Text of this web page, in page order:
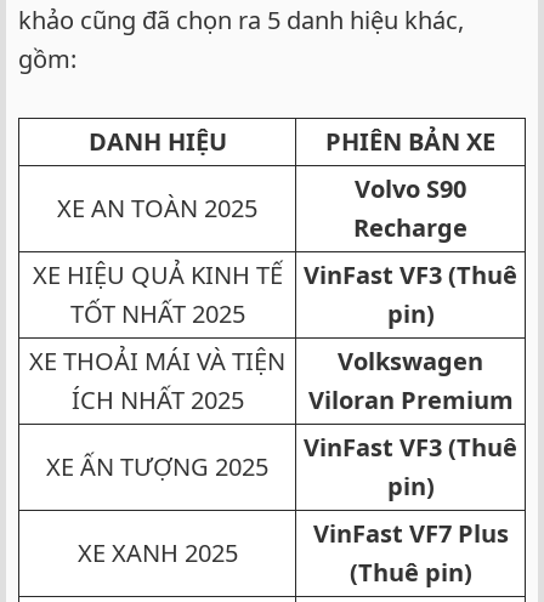
khảo cũng đã chọn ra 5 danh hiệu khác,
gồm:
DANH HIỆU PHIÊN BẢN XE
XE AN TOÀN 2025​
Volvo S90
Recharge
XE HIỆU QUẢ KINH TẾ
TỐT NHẤT 2025​
VinFast VF3 (Thuê
pin)
XE THOẢI MÁI VÀ TIỆN
ÍCH NHẤT 2025​
Volkswagen
Viloran Premium
XE ẤN TƯỢNG 2025​
VinFast VF3 (Thuê
pin)
XE XANH 2025​
VinFast VF7 Plus
(Thuê pin)